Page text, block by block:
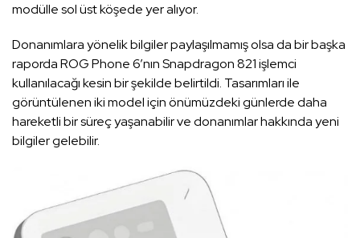
modülle sol üst köşede yer alıyor.
Donanımlara yönelik bilgiler paylaşılmamış olsa da bir başka
raporda ROG Phone 6’nın Snapdragon 821 işlemci
kullanılacağı kesin bir şekilde belirtildi. Tasarımları ile
görüntülenen iki model için önümüzdeki günlerde daha
hareketli bir süreç yaşanabilir ve donanımlar hakkında yeni
bilgiler gelebilir.